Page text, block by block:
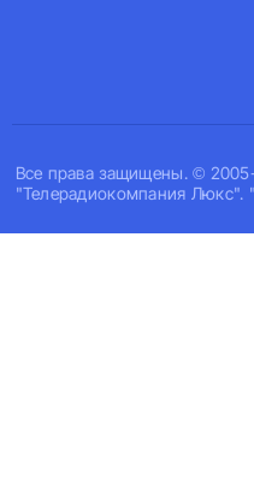
Все права защищены. ©
"Телерадиокомпания Люкс".